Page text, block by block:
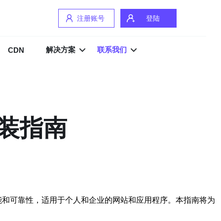
注册账号 登陆
CDN 解决方案 联系我们
指南
可靠性，适用于个人和企业的网站和应用程序。本指南将为